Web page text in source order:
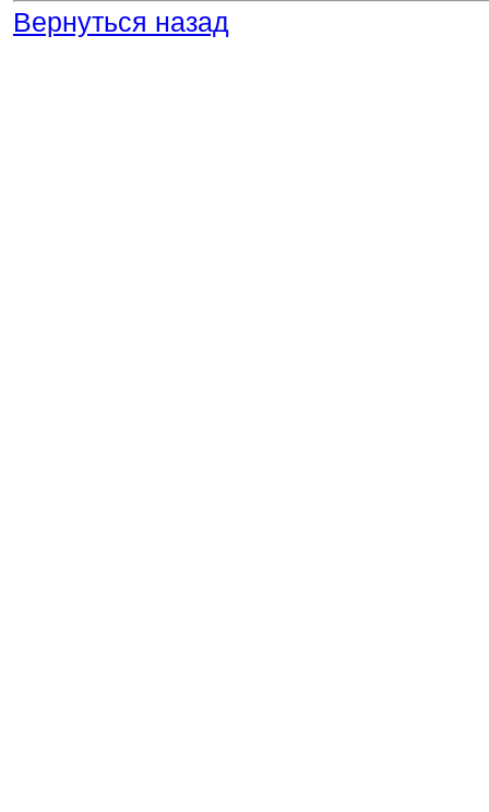
Вернуться назад